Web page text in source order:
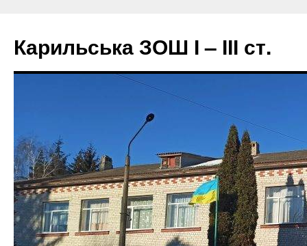
вмісту
Карильська ЗОШ І – ІІІ ст.